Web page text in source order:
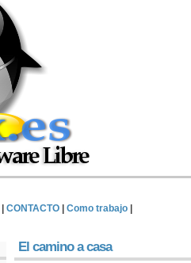
CONTACTO Como trabajo
El camino a casa